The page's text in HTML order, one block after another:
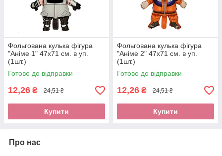
Фольгована кулька фігура
"Аніме 1" 47х71 см. в уп.
(1шт.)
Готово до відправки
12,26 ₴ 24,51 ₴
Купити
Фольгована кулька фігура
"Аніме 2" 47х71 см. в уп.
(1шт.)
Готово до відправки
12,26 ₴ 24,51 ₴
Купити
Про нас